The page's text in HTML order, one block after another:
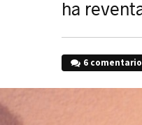
ha
6